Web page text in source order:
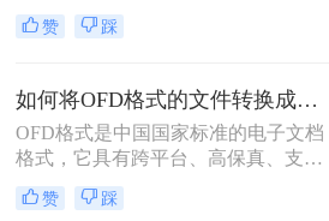
生活。其中，OFD格式是一种比较常
见的文件格式。但是，有时候我们需
本文将详细介绍如何将OFD格式文件
转化为图片格式，以及一些常见的转
化方法和工具。
赞 踩
如何将OFD格式的文件转换成图片？一招教会你
OFD格式是中国国家标准的电子文档
格式，它具有跨平台、高保真、支持
多种内容和多种语言等特点，越来越
受到用户的关注和使用。但是，有时
赞 踩